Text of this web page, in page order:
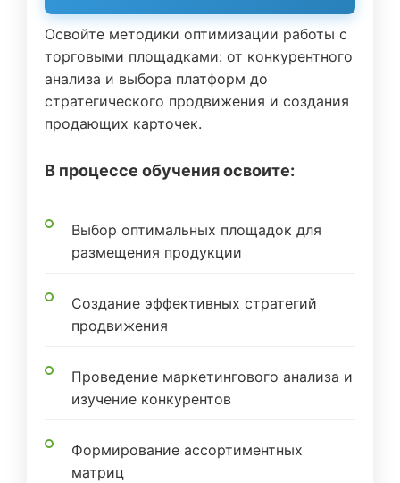
Освойте методики оптимизации работы с
торговыми площадками: от конкурентного
анализа и выбора платформ до
стратегического продвижения и создания
продающих карточек.
В процессе обучения освоите:
Выбор оптимальных площадок для
размещения продукции
Создание эффективных стратегий
продвижения
Проведение маркетингового анализа и
изучение конкурентов
Формирование ассортиментных
матриц